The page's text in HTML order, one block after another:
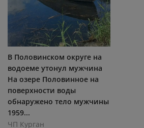
В Половинском округе на
водоеме утонул мужчина
На озере Половинное на
поверхности воды
обнаружено тело мужчины
1959...
ЧП Курган